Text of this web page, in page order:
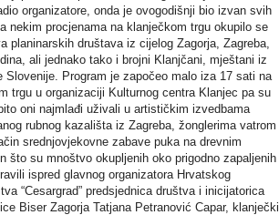
organizatore, onda je ovogodišnji bio izvan svih
nekim procjenama na klanječkom trgu okupilo se
planinarskih društava iz cijelog Zagorja, Zagreba,
ali jednako tako i brojni Klanjčani, mještani iz
Slovenije. Program je započeo malo iza 17 sati na
trgu u organizaciji Kulturnog centra Klanjec pa su
oni najmlađi uživali u artističkim izvedbama
rubnog kazališta iz Zagreba, žonglerima vatrom
srednjovjekovne zabave puka na drevnim
što su mnoštvo okupljenih oko prigodno zapaljenih
ispred glavnog organizatora Hrvatskog
“Cesargrad” predsjednica društva i inicijatorica
Biser Zagorja Tatjana Petranović Capar, klanječki